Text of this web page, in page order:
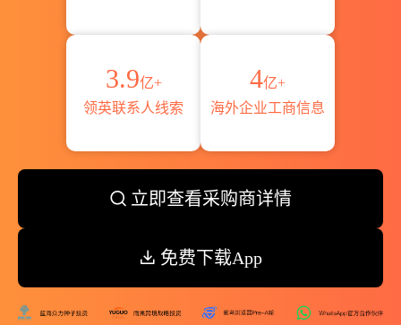
3.9亿+
领英联系人线索
4亿+
海外企业工商信息
立即查看采购商详情
免费下载App